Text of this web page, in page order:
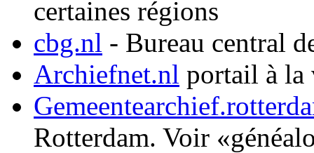
certaines régions
cbg.nl - Bureau central
Archiefnet.nl portail à la
Rotterdam. Voir